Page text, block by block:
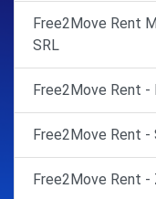
Free2Move Rent
SRL
Free2Move Rent -
Free2Move Rent -
Free2Move Rent -